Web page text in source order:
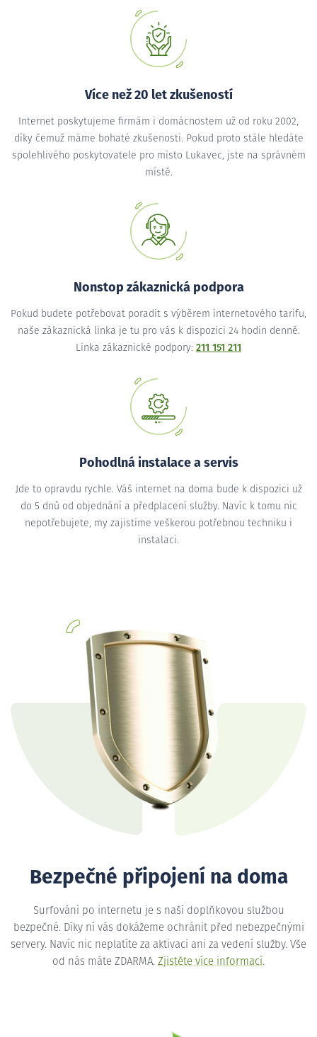
Více než 20 let zkušeností
Internet poskytujeme firmám i domácnostem už od roku 2002,
díky čemuž máme bohaté zkušenosti. Pokud proto stále hledáte
spolehlivého poskytovatele pro místo Lukavec, jste na správném
místě.
Nonstop zákaznická podpora
Pokud budete potřebovat poradit s výběrem internetového tarifu,
naše zákaznická linka je tu pro vás k dispozici 24 hodin denně.
Linka zákaznické podpory: 211 151 211
Pohodlná instalace a servis
Jde to opravdu rychle. Váš internet na doma bude k dispozici už
do 5 dnů od objednání a předplacení služby. Navíc k tomu nic
nepotřebujete, my zajistíme veškerou potřebnou techniku i
instalaci.
Bezpečné připojení na doma
Surfování po internetu je s naší doplňkovou službou
bezpečné. Díky ní vás dokážeme ochránit před nebezpečnými
servery. Navíc nic neplatíte za aktivaci ani za vedení služby. Vše
od nás máte ZDARMA. Zjistěte více informací.